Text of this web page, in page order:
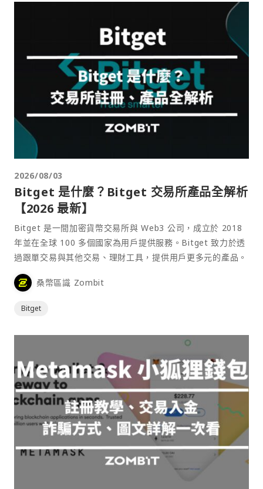
2026/08/03
Bitget 是什麼？Bitget 交易所產品全解析
【2026 最新】
Bitget 是一間加密貨幣交易所與 Web3 公司，成立於 2018
年並在全球 100 多個國家為用戶提供服務。Bitget 致力於透
過跟單交易與其他交易、理財工具，提供用戶更多元的產品。
桑幣區識 Zombit
Bitget